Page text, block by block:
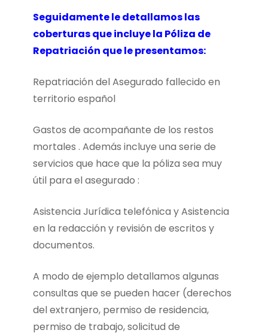
Seguidamente le detallamos las
coberturas que incluye la Póliza de
Repatriación que le presentamos:
Repatriación del Asegurado fallecido en
territorio español
Gastos de acompañante de los restos
mortales . Además incluye una serie de
servicios que hace que la póliza sea muy
útil para el asegurado :
Asistencia Jurídica telefónica y Asistencia
en la redacción y revisión de escritos y
documentos.
A modo de ejemplo detallamos algunas
consultas que se pueden hacer (derechos
del extranjero, permiso de residencia,
permiso de trabajo, solicitud de